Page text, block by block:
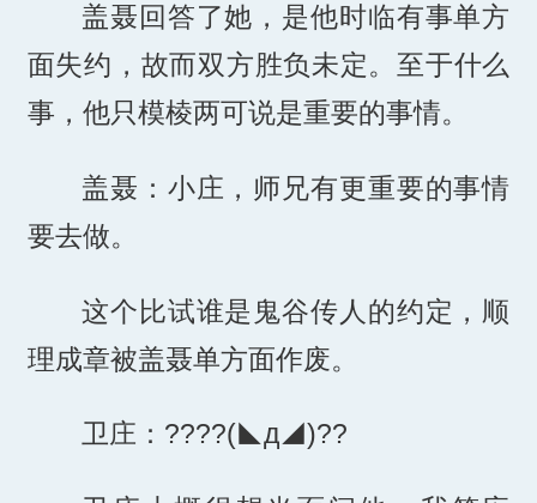
盖聂回答了她，是他时临有事单方
面失约，故而双方胜负未定。至于什么
事，他只模棱两可说是重要的事情。
盖聂：小庄，师兄有更重要的事情
要去做。
这个比试谁是鬼谷传人的约定，顺
理成章被盖聂单方面作废。
卫庄：????(◣д◢)??